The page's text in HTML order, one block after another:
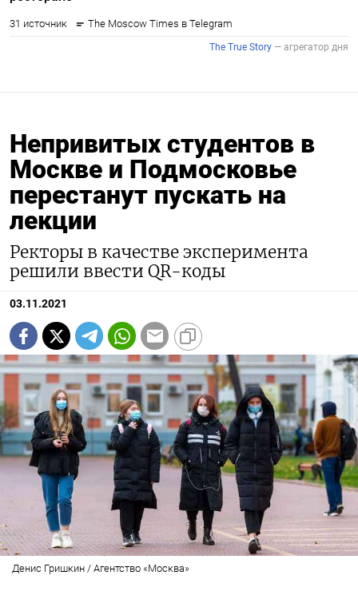
Непривитых студентов в
Москве и Подмосковье
перестанут пускать на
лекции
Ректоры в качестве эксперимента
решили ввести QR-коды
03.11.2021
Денис Гришкин / Агентство «Москва»